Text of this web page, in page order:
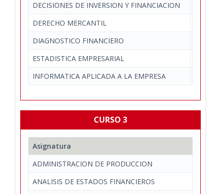
DECISIONES DE INVERSION Y FINANCIACION
DERECHO MERCANTIL
DIAGNOSTICO FINANCIERO
ESTADISTICA EMPRESARIAL
INFORMATICA APLICADA A LA EMPRESA
CURSO 3
Asignatura
ADMINISTRACION DE PRODUCCION
ANALISIS DE ESTADOS FINANCIEROS